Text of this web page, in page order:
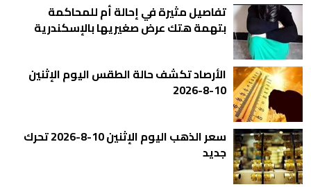
تفاصيل مثيرة في إحالة أم للمحاكمة
بتهمة هتك عرض صغيريها بالإسكندرية
الأرصاد تكشف حالة الطقس اليوم الإثنين
10-8-2026
سعر الذهب اليوم الإثنين 10-8-2026 تحرك
جديد